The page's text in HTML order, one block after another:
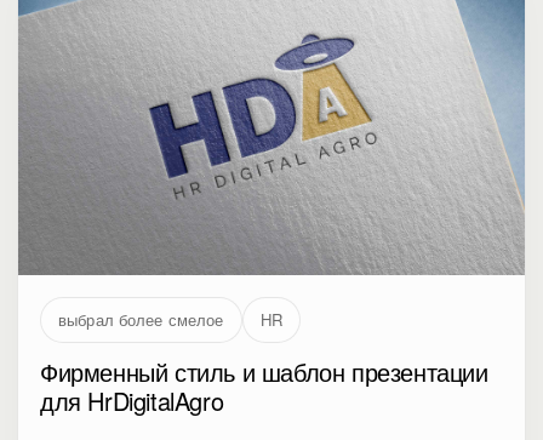
выбрал более смелое HR
Фирменный стиль и шаблон презентации
для HrDigitalAgro